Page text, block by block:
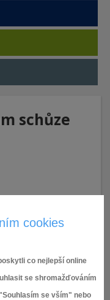
cookies
co nejlepší online
se shromažďováním
se vším" nebo
schůze
43× zobrazeno